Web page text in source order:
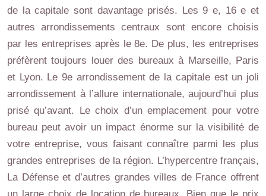
de la capitale sont davantage prisés. Les 9 e, 16 e et
autres arrondissements centraux sont encore choisis
par les entreprises après le 8e. De plus, les entreprises
préfèrent toujours louer des bureaux à Marseille, Paris
et Lyon. Le 9e arrondissement de la capitale est un joli
arrondissement à l’allure internationale, aujourd’hui plus
prisé qu’avant. Le choix d’un emplacement pour votre
bureau peut avoir un impact énorme sur la visibilité de
votre entreprise, vous faisant connaître parmi les plus
grandes entreprises de la région. L’hypercentre français,
La Défense et d’autres grandes villes de France offrent